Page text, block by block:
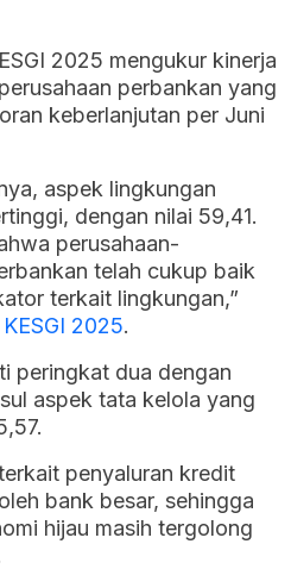
2025 mengukur kinerja
perbankan yang
keberlanjutan per Juni
aspek lingkungan
dengan nilai 59,41.
perusahaan-
telah cukup baik
terkait lingkungan,”
KESGI 2025.
peringkat dua dengan
aspek tata kelola yang
penyaluran kredit
bank besar, sehingga
hijau masih tergolong